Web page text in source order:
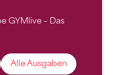
GYMlive – Das
Alle Ausgaben